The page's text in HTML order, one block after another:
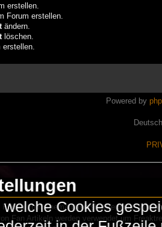
erstellen.
Forum erstellen.
ändern.
löschen.
Powered by
Forum zum Thema Lasershowtechnik. Wir
Fan Artikeln werden verwendet um
Cookies